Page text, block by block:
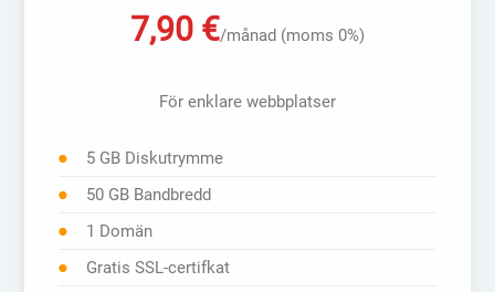
7,90 €/månad (moms 0%)
För enklare webbplatser
5 GB Diskutrymme
50 GB Bandbredd
1 Domän
Gratis SSL-certifkat